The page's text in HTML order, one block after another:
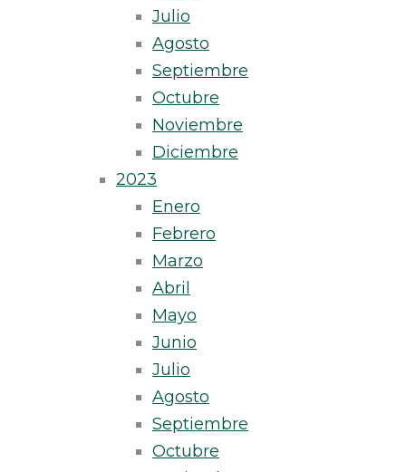
Julio
Agosto
Septiembre
Octubre
Noviembre
Diciembre
2023
Enero
Febrero
Marzo
Abril
Mayo
Junio
Julio
Agosto
Septiembre
Octubre